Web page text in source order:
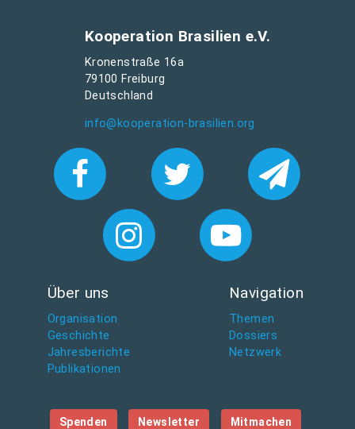
Kooperation Brasilien e.V.
Kronenstraße 16a
79100 Freiburg
Deutschland
info@kooperation-brasilien.org
Über uns
Organisation
Geschichte
Jahresberichte
Publikationen
Navigation
Themen
Dossiers
Netzwerk
Spenden Newsletter Mitmachen